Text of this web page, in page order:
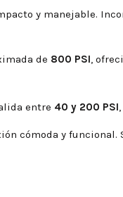
y manejable.
de 800 PSI,
entre 40 y 200 PSI
cómoda y funcional.